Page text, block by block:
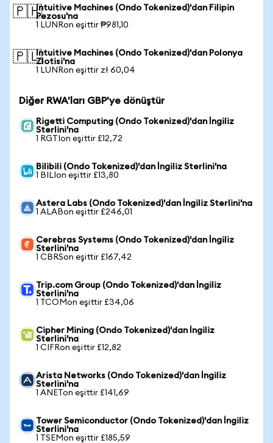
🇵🇭Intuitive Machines (Ondo Tokenized)'dan Filipin
Pezosu'na
1 LUNRon eşittir ₱981,10
🇵🇱Intuitive Machines (Ondo Tokenized)'dan Polonya
Zlotisi'na
1 LUNRon eşittir zł 60,04
Diğer RWA'ları GBP'ye dönüştür
Rigetti Computing (Ondo Tokenized)'dan İngiliz
Sterlini'na
1 RGTIon eşittir £12,72
Bilibili (Ondo Tokenized)'dan İngiliz Sterlini'na
1 BILIon eşittir £13,80
Astera Labs (Ondo Tokenized)'dan İngiliz Sterlini'na
1 ALABon eşittir £246,01
Cerebras Systems (Ondo Tokenized)'dan İngiliz
Sterlini'na
1 CBRSon eşittir £167,42
Trip.com Group (Ondo Tokenized)'dan İngiliz
Sterlini'na
1 TCOMon eşittir £34,06
Cipher Mining (Ondo Tokenized)'dan İngiliz
Sterlini'na
1 CIFRon eşittir £12,82
Arista Networks (Ondo Tokenized)'dan İngiliz
Sterlini'na
1 ANETon eşittir £141,69
Tower Semiconductor (Ondo Tokenized)'dan İngiliz
Sterlini'na
1 TSEMon eşittir £185,59